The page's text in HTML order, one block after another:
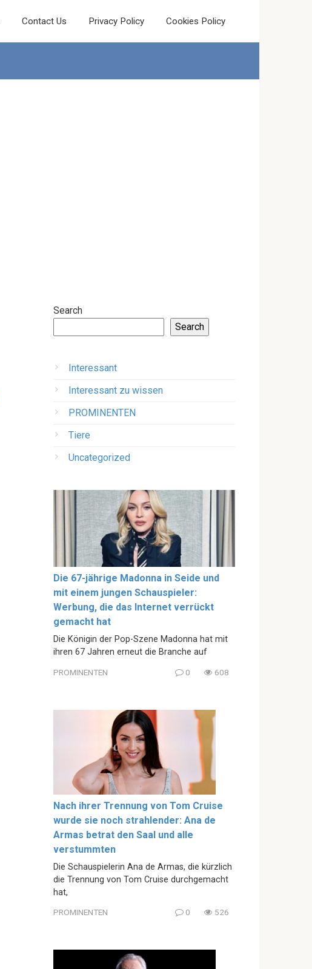
Contact Us Privacy Policy Cookies Policy
Search
Search
Interessant
Interessant zu wissen
PROMINENTEN
Tiere
Uncategorized
Die 67-jährige Madonna in Seide und
mit einem jungen Schauspieler:
Werbung, die das Internet verrückt
gemacht hat
Die Königin der Pop-Szene Madonna hat mit
ihren 67 Jahren erneut die Branche auf
PROMINENTEN 0 608
Nach ihrer Trennung von Tom Cruise
wurde sie noch strahlender: Ana de
Armas betrat den Saal und alle
verstummten
Die Schauspielerin Ana de Armas, die kürzlich
die Trennung von Tom Cruise durchgemacht
hat,
PROMINENTEN 0 526